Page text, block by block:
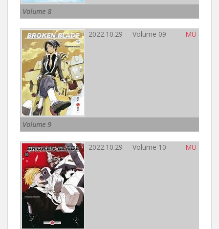
Volume 8
2022.10.29 Volume 09 MU
Volume 9
2022.10.29 Volume 10 MU